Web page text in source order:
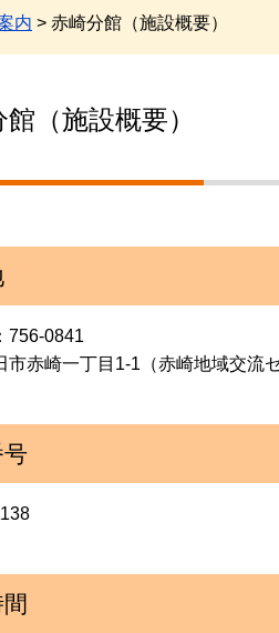
内 > 赤崎分館（施設概要）
（施設概要）
756-0841
市赤崎一丁目1-1（赤崎地域交流
号